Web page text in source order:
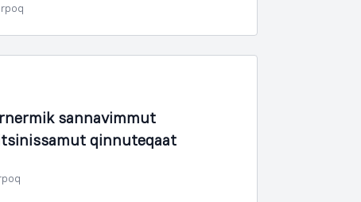
sannavimmut
qinnuteqaat